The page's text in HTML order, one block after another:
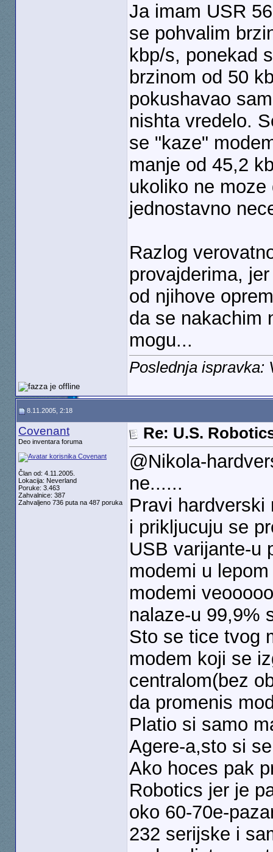
Ja imam USR
se pohvalim
kbp/s, ponekad
brzinom od 50
pokushavao
nishta vredelo.
se "kaze"
manje od 45,2
ukoliko ne
jednostavno
Razlog
provajderima,
od njihove
da se nakachim
mogu...
Poslednja ispravka:
8.11.2005, 2:18
Covenant
Deo inventara foruma
Član od: 4.11.2005.
Lokacija: Neverland
Poruke: 3.463
Zahvalnice: 387
Zahvaljeno 736 puta na 487 poruka
Re: U.S.
@Nikola-
ne......
Pravi
i prikljucuju se
USB varijante-u
modemi u
modemi
nalaze-u 99,9%
Sto se tice tvog
modem koji se
centralom(bez
da promenis
Platio si samo
Agere-a,sto si
Ako hoces pak
Robotics jer je
oko 60-70e-
232 serijske i